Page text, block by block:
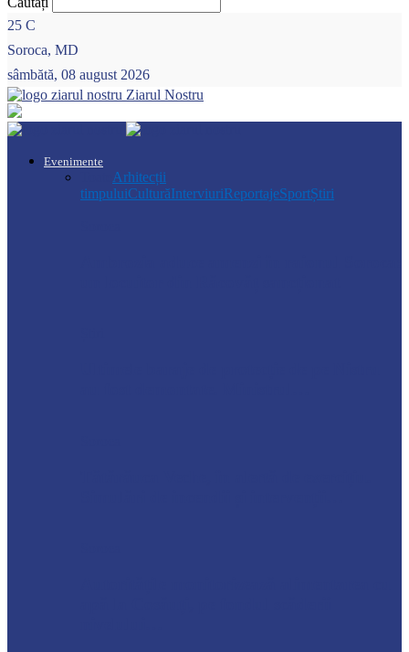
25 C
Soroca, MD
sâmbătă, 08 august 2026
Ziarul Nostru
Evenimente
Arhitecții
timpuluiCulturăInterviuriReportajeSportȘtiri